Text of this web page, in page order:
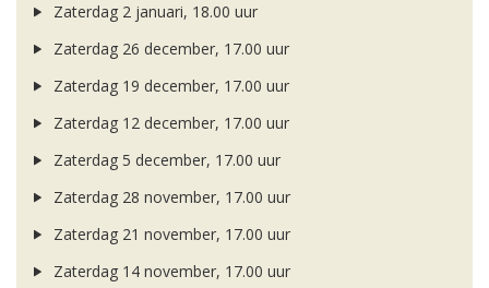
Zaterdag 2 januari, 18.00 uur
Zaterdag 26 december, 17.00 uur
Zaterdag 19 december, 17.00 uur
Zaterdag 12 december, 17.00 uur
Zaterdag 5 december, 17.00 uur
Zaterdag 28 november, 17.00 uur
Zaterdag 21 november, 17.00 uur
Zaterdag 14 november, 17.00 uur